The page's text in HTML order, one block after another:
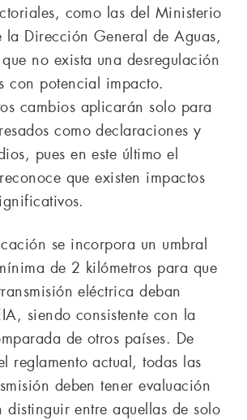
como las del Ministerio
la Dirección General de Aguas,
no exista una desregulación
con potencial impacto.
cambios aplicarán solo para
como declaraciones y
pues en este último el
que existen impactos
se incorpora un umbral
de 2 kilómetros para que
eléctrica deban
siendo consistente con la
de otros países. De
reglamento actual, todas las
deben tener evaluación
distinguir entre aquellas de solo